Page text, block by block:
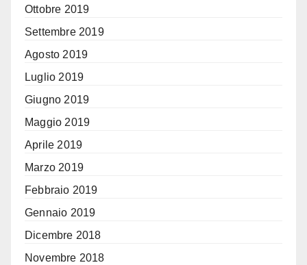
Ottobre 2019
Settembre 2019
Agosto 2019
Luglio 2019
Giugno 2019
Maggio 2019
Aprile 2019
Marzo 2019
Febbraio 2019
Gennaio 2019
Dicembre 2018
Novembre 2018